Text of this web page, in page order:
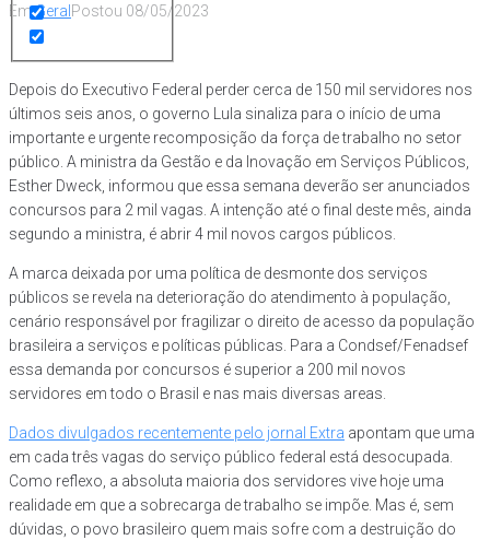
EmGeral Postou 08/05/2023
Depois do Executivo Federal perder cerca de 150 mil servidores nos
últimos seis anos, o governo Lula sinaliza para o início de uma
importante e urgente recomposição da força de trabalho no setor
público. A ministra da Gestão e da Inovação em Serviços Públicos,
Esther Dweck, informou que essa semana deverão ser anunciados
concursos para 2 mil vagas. A intenção até o final deste mês, ainda
segundo a ministra, é abrir 4 mil novos cargos públicos.
A marca deixada por uma política de desmonte dos serviços
públicos se revela na deterioração do atendimento à população,
cenário responsável por fragilizar o direito de acesso da população
brasileira a serviços e políticas públicas. Para a Condsef/Fenadsef
essa demanda por concursos é superior a 200 mil novos
servidores em todo o Brasil e nas mais diversas areas.
Dados divulgados recentemente pelo jornal Extra apontam que uma
em cada três vagas do serviço público federal está desocupada.
Como reflexo, a absoluta maioria dos servidores vive hoje uma
realidade em que a sobrecarga de trabalho se impõe. Mas é, sem
dúvidas, o povo brasileiro quem mais sofre com a destruição do